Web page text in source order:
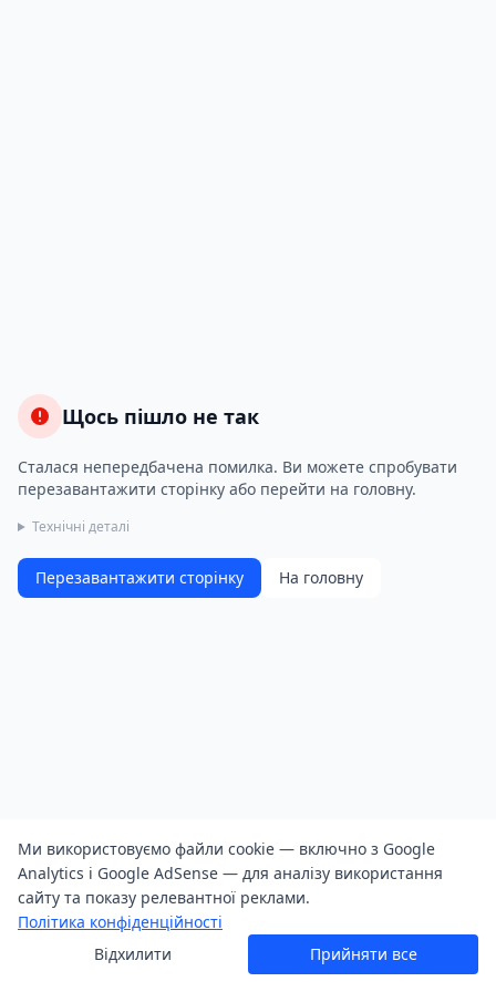
Щось пішло не так
Сталася непередбачена помилка. Ви можете спробувати
перезавантажити сторінку або перейти на головну.
Технічні деталі
Перезавантажити сторінку На головну
Ми використовуємо файли cookie — включно з Google
Analytics і Google AdSense — для аналізу використання
сайту та показу релевантної реклами.
Політика конфіденційності
Відхилити
Прийняти все